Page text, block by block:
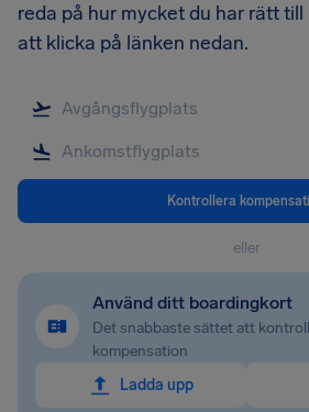
reda på hur mycket du har rätt
att klicka på länken nedan.
Kontrollera
eller
Använd ditt boardingkort
Det snabbaste sättet att
kompensation
Ladda upp